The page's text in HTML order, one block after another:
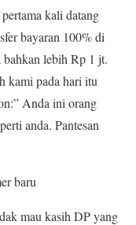
kali datang
bayaran 100% di
bahkan lebih Rp 1 jt.
kami pada hari itu
Anda ini orang
anda. Pantesan
baru
mau kasih DP yang